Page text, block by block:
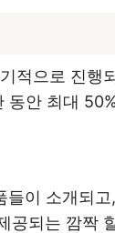
적으로 진
동안 최대
들이 소개되
공되는 깜짝